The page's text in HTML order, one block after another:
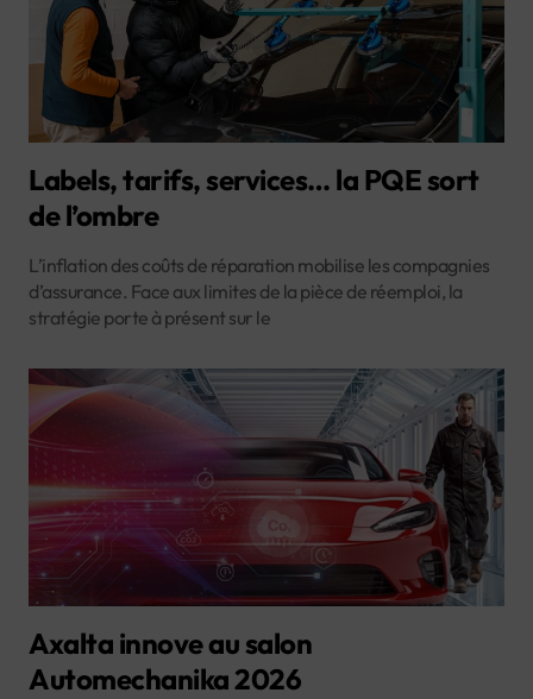
Labels, tarifs, services… la PQE sort
de l’ombre
L’inflation des coûts de réparation mobilise les compagnies
d’assurance. Face aux limites de la pièce de réemploi, la
stratégie porte à présent sur le
Axalta innove au salon
Automechanika 2026